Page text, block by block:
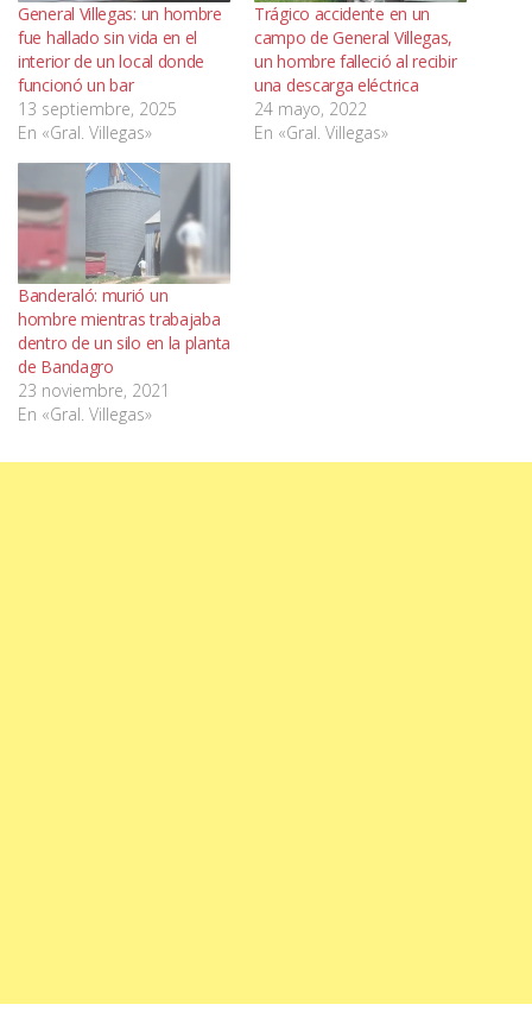
General Villegas: un hombre
fue hallado sin vida en el
interior de un local donde
funcionó un bar
13 septiembre, 2025
En «Gral. Villegas»
Trágico accidente en un
campo de General Villegas,
un hombre falleció al recibir
una descarga eléctrica
24 mayo, 2022
En «Gral. Villegas»
Banderaló: murió un
hombre mientras trabajaba
dentro de un silo en la planta
de Bandagro
23 noviembre, 2021
En «Gral. Villegas»